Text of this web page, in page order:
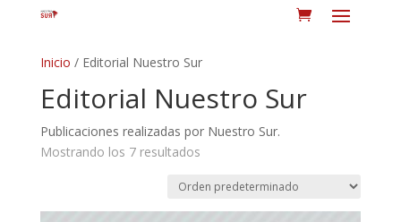
Inicio / Editorial Nuestro Sur
Editorial Nuestro Sur
Publicaciones realizadas por Nuestro Sur.
Mostrando los 7 resultados